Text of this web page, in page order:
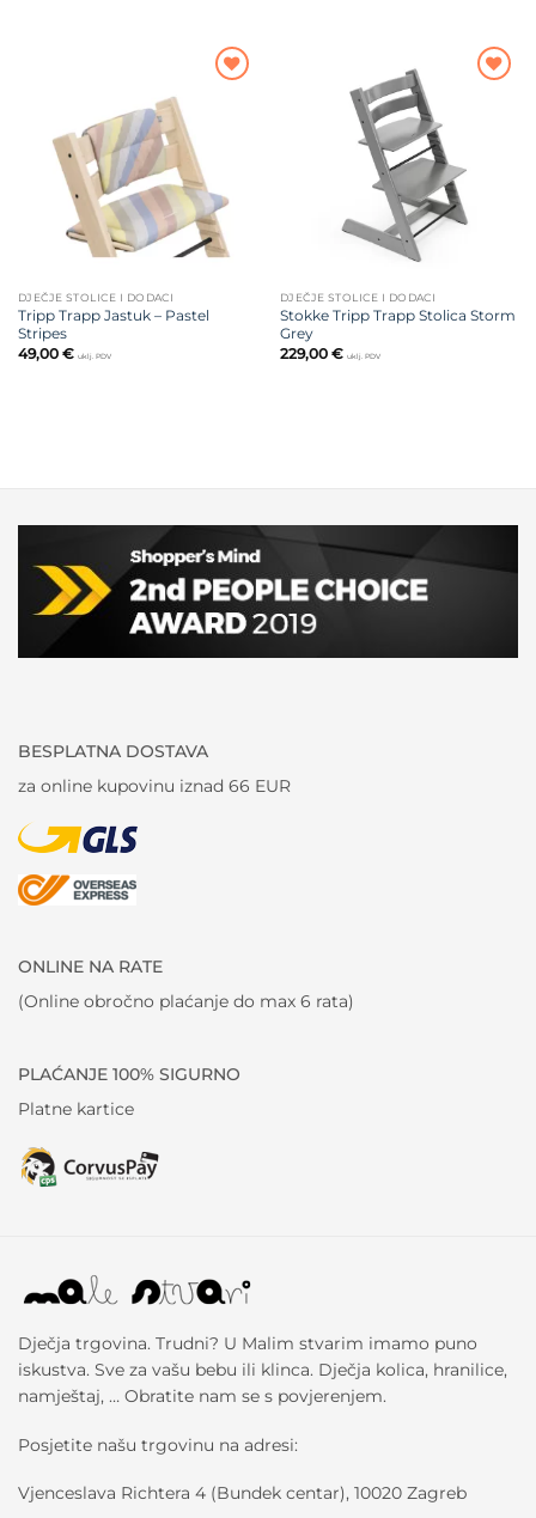
DJEČJE STOLICE I DODACI
Tripp Trapp Jastuk – Pastel
Stripes
49,00 € uklj. PDV
DJEČJE STOLICE I DODACI
Stokke Tripp Trapp Stolica Storm
Grey
229,00 € uklj. PDV
BESPLATNA DOSTAVA
za online kupovinu iznad 66 EUR
ONLINE NA RATE
(Online obročno plaćanje do max 6 rata)
PLAĆANJE 100% SIGURNO
Platne kartice
Dječja trgovina. Trudni? U Malim stvarim imamo puno
iskustva. Sve za vašu bebu ili klinca. Dječja kolica, hranilice,
namještaj, … Obratite nam se s povjerenjem.
Posjetite našu trgovinu na adresi:
Vjenceslava Richtera 4 (Bundek centar), 10020 Zagreb